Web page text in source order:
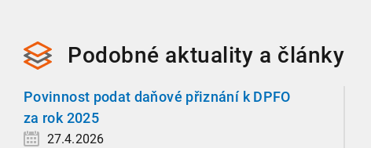
Podobné aktuality a články
Povinnost podat daňové přiznání k DPFO
za rok 2025
27.4.2026